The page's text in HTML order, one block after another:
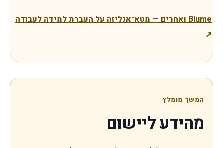
Blume ואחרים — מטא־אנליזה על העברת למידה לעבודה
↗
המשך מומלץ
מהידע ליישום